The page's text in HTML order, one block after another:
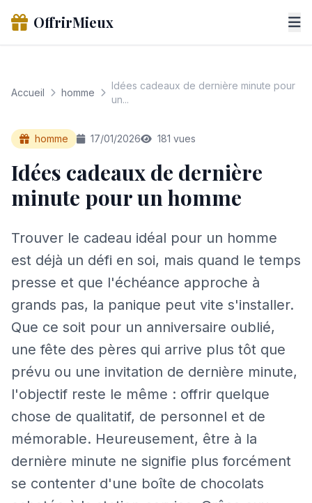
OffrirMieux
Accueil homme
Idées cadeaux de dernière minute pour
un...
homme 17/01/2026 181 vues
Idées cadeaux de dernière
minute pour un homme
Trouver le cadeau idéal pour un homme
est déjà un défi en soi, mais quand le temps
presse et que l'échéance approche à
grands pas, la panique peut vite s'installer.
Que ce soit pour un anniversaire oublié,
une fête des pères qui arrive plus tôt que
prévu ou une invitation de dernière minute,
l'objectif reste le même : offrir quelque
chose de qualitatif, de personnel et de
mémorable. Heureusement, être à la
dernière minute ne signifie plus forcément
se contenter d'une boîte de chocolats